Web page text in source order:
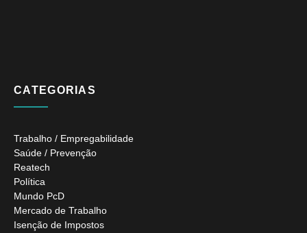
CATEGORIAS
Trabalho / Empregabilidade
Saúde / Prevenção
Reatech
Política
Mundo PcD
Mercado de Trabalho
Isenção de Impostos